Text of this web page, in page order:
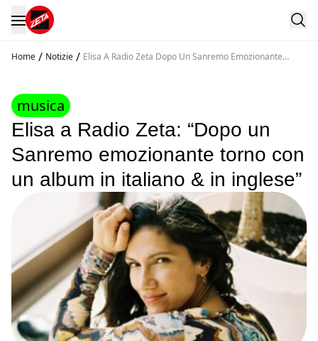
Home / Notizie / Elisa A Radio Zeta Dopo Un Sanremo Emozionante
musica
Elisa a Radio Zeta: “Dopo un
Sanremo emozionante torno con
un album in italiano & in inglese”